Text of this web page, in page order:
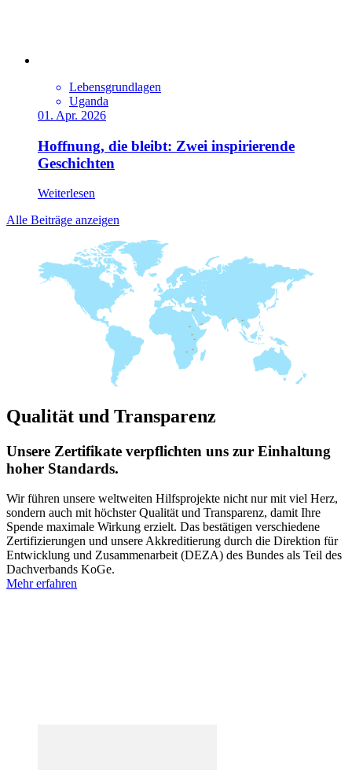
Lebensgrundlagen
Uganda
01. Apr. 2026
Hoffnung, die bleibt: Zwei inspirierende
Geschichten
Weiterlesen
Alle Beiträge anzeigen
Qualität und Transparenz
Unsere Zertifikate verpflichten uns zur Einhaltung
hoher Standards.
Wir führen unsere weltweiten Hilfsprojekte nicht nur mit viel Herz,
sondern auch mit höchster Qualität und Transparenz, damit Ihre
Spende maximale Wirkung erzielt. Das bestätigen verschiedene
Zertifizierungen und unsere Akkreditierung durch die Direktion für
Entwicklung und Zusammenarbeit (DEZA) des Bundes als Teil des
Dachverbands KoGe.
Mehr erfahren